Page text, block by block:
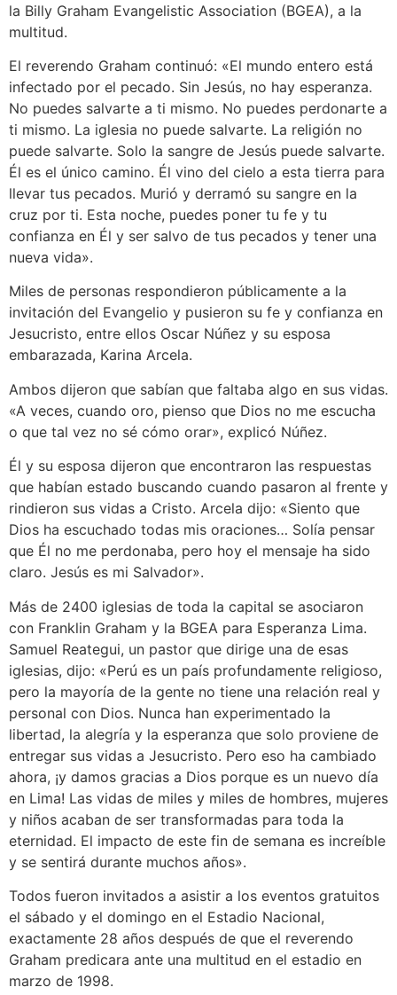
la Billy Graham Evangelistic Association (BGEA), a la
multitud.
El reverendo Graham continuó: «El mundo entero está
infectado por el pecado. Sin Jesús, no hay esperanza.
No puedes salvarte a ti mismo. No puedes perdonarte a
ti mismo. La iglesia no puede salvarte. La religión no
puede salvarte. Solo la sangre de Jesús puede salvarte.
Él es el único camino. Él vino del cielo a esta tierra para
llevar tus pecados. Murió y derramó su sangre en la
cruz por ti. Esta noche, puedes poner tu fe y tu
confianza en Él y ser salvo de tus pecados y tener una
nueva vida».
Miles de personas respondieron públicamente a la
invitación del Evangelio y pusieron su fe y confianza en
Jesucristo, entre ellos Oscar Núñez y su esposa
embarazada, Karina Arcela.
Ambos dijeron que sabían que faltaba algo en sus vidas.
«A veces, cuando oro, pienso que Dios no me escucha
o que tal vez no sé cómo orar», explicó Núñez.
Él y su esposa dijeron que encontraron las respuestas
que habían estado buscando cuando pasaron al frente y
rindieron sus vidas a Cristo. Arcela dijo: «Siento que
Dios ha escuchado todas mis oraciones… Solía pensar
que Él no me perdonaba, pero hoy el mensaje ha sido
claro. Jesús es mi Salvador».
Más de 2400 iglesias de toda la capital se asociaron
con Franklin Graham y la BGEA para Esperanza Lima.
Samuel Reategui, un pastor que dirige una de esas
iglesias, dijo: «Perú es un país profundamente religioso,
pero la mayoría de la gente no tiene una relación real y
personal con Dios. Nunca han experimentado la
libertad, la alegría y la esperanza que solo proviene de
entregar sus vidas a Jesucristo. Pero eso ha cambiado
ahora, ¡y damos gracias a Dios porque es un nuevo día
en Lima! Las vidas de miles y miles de hombres, mujeres
y niños acaban de ser transformadas para toda la
eternidad. El impacto de este fin de semana es increíble
y se sentirá durante muchos años».
Todos fueron invitados a asistir a los eventos gratuitos
el sábado y el domingo en el Estadio Nacional,
exactamente 28 años después de que el reverendo
Graham predicara ante una multitud en el estadio en
marzo de 1998.